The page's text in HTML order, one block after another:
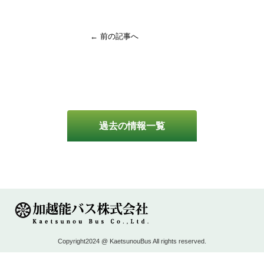
過去の情報一覧
← 前の記事へ
Copyright2024 @ KaetsunouBus All rights reserved.